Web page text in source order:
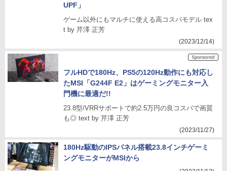
UPF」
ゲーム以外にもマルチに使える高コスパモデル tex
t by 芹澤 正芳
(2023/12/14)
フルHDで180Hz、PS5の120Hz動作にも対応し
たMSI「G244F E2」はゲーミングモニター入
門機に最適だ!!
23.8型/VRRサポートで約2.5万円の良コスパで画質
も◎ text by 芹澤 正芳
(2023/11/27)
180Hz駆動のIPSパネル搭載23.8インチゲーミ
ングモニターがMSIから